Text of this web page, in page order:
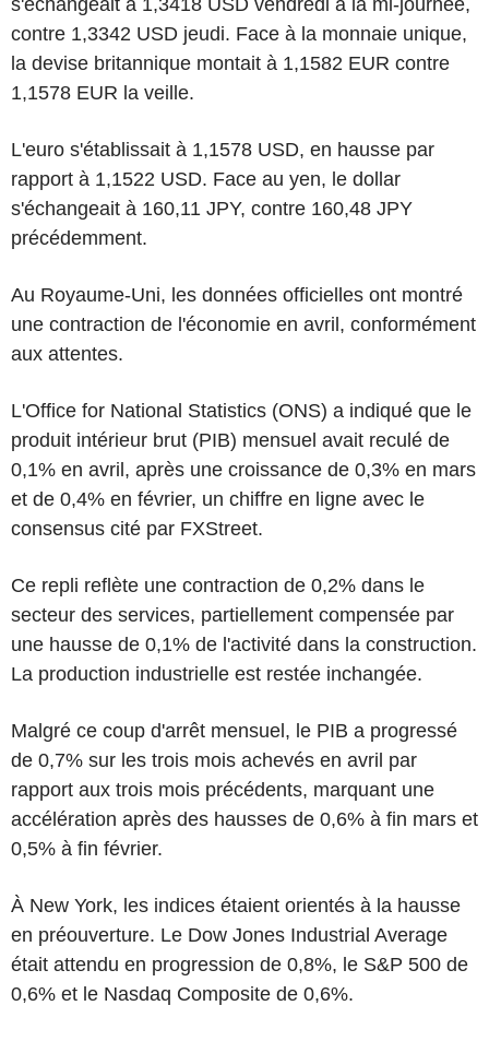
contre 1,3342 USD jeudi. Face à la monnaie unique,
la devise britannique montait à 1,1582 EUR contre
1,1578 EUR la veille.
L'euro s'établissait à 1,1578 USD, en hausse par
rapport à 1,1522 USD. Face au yen, le dollar
s'échangeait à 160,11 JPY, contre 160,48 JPY
précédemment.
Au Royaume-Uni, les données officielles ont montré
une contraction de l'économie en avril, conformément
aux attentes.
L'Office for National Statistics (ONS) a indiqué que le
produit intérieur brut (PIB) mensuel avait reculé de
0,1% en avril, après une croissance de 0,3% en mars
et de 0,4% en février, un chiffre en ligne avec le
consensus cité par FXStreet.
Ce repli reflète une contraction de 0,2% dans le
secteur des services, partiellement compensée par
une hausse de 0,1% de l'activité dans la construction.
La production industrielle est restée inchangée.
Malgré ce coup d'arrêt mensuel, le PIB a progressé
de 0,7% sur les trois mois achevés en avril par
rapport aux trois mois précédents, marquant une
accélération après des hausses de 0,6% à fin mars et
0,5% à fin février.
À New York, les indices étaient orientés à la hausse
en préouverture. Le Dow Jones Industrial Average
était attendu en progression de 0,8%, le S&P 500 de
0,6% et le Nasdaq Composite de 0,6%.